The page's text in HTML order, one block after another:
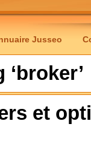
Jusseo
et